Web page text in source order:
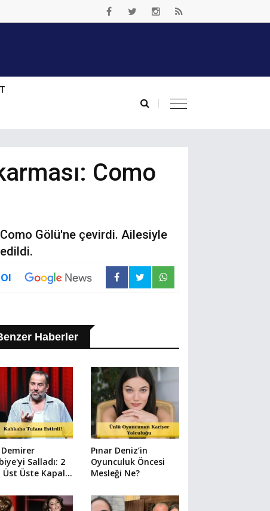
Como
Como Gölü'ne çevirdi. Ailesiyle
Haberler
Salladı: 2
Üst Üste Kapalı
Pınar Deniz’in
Oyunculuk Öncesi
Mesleği Ne?